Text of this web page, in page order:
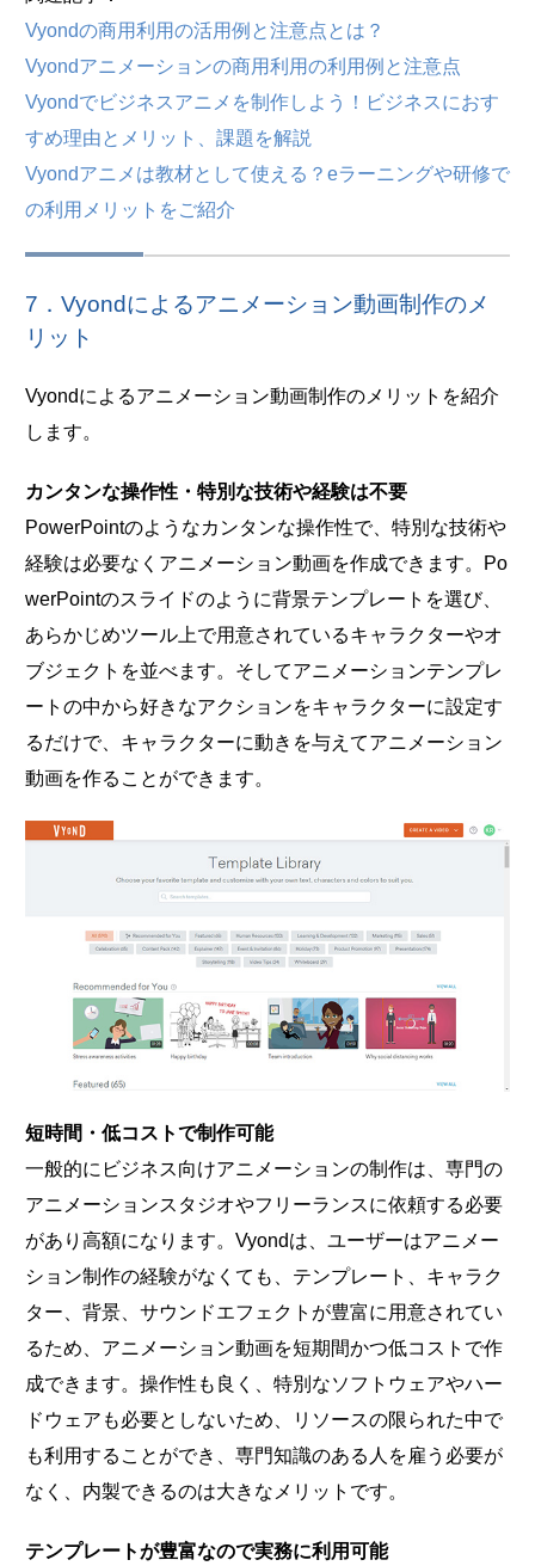
Vyondの商用利用の活用例と注意点とは？
Vyondアニメーションの商用利用の利用例と注意点
Vyondでビジネスアニメを制作しよう！ビジネスにおす
すめ理由とメリット、課題を解説
Vyondアニメは教材として使える？eラーニングや研修で
の利用メリットをご紹介
7．Vyondによるアニメーション動画制作のメ
リット
Vyondによるアニメーション動画制作のメリットを紹介
します。
カンタンな操作性・特別な技術や経験は不要
PowerPointのようなカンタンな操作性で、特別な技術や
経験は必要なくアニメーション動画を作成できます。Po
werPointのスライドのように背景テンプレートを選び、
あらかじめツール上で用意されているキャラクターやオ
ブジェクトを並べます。そしてアニメーションテンプレ
ートの中から好きなアクションをキャラクターに設定す
るだけで、キャラクターに動きを与えてアニメーション
動画を作ることができます。
短時間・低コストで制作可能
一般的にビジネス向けアニメーションの制作は、専門の
アニメーションスタジオやフリーランスに依頼する必要
があり高額になります。Vyondは、ユーザーはアニメー
ション制作の経験がなくても、テンプレート、キャラク
ター、背景、サウンドエフェクトが豊富に用意されてい
るため、アニメーション動画を短期間かつ低コストで作
成できます。操作性も良く、特別なソフトウェアやハー
ドウェアも必要としないため、リソースの限られた中で
も利用することができ、専門知識のある人を雇う必要が
なく、内製できるのは大きなメリットです。
テンプレートが豊富なので実務に利用可能